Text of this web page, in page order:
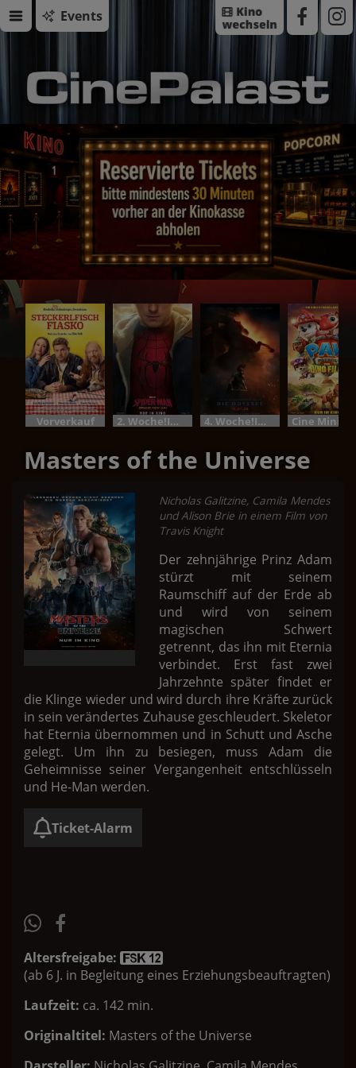
Events
Vorverkauf 2. Woche!Im Bundesstart 4. Woche!Im Bundesstart
Masters of the Universe
Nicholas Galitzine, Camila Mendes
und Alison Brie in einem Film von
Travis Knight
Der zehnjährige Prinz Adam
stürzt mit seinem
Raumschiff auf der Erde ab
und wird von seinem
magischen Schwert
getrennt, das ihn mit Eternia
verbindet. Erst fast zwei
Jahrzehnte später findet er
die Klinge wieder und wird durch ihre Kräfte zurück
in sein verändertes Zuhause geschleudert. Skeletor
hat Eternia übernommen und in Schutt und Asche
gelegt. Um ihn zu besiegen, muss Adam die
Geheimnisse seiner Vergangenheit entschlüsseln
und He-Man werden.
Ticket-Alarm
Altersfreigabe:
(ab 6 J. in Begleitung eines Erziehungsbeauftragten)
Laufzeit: ca. 142 min.
Originaltitel: Masters of the Universe